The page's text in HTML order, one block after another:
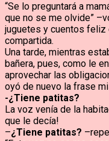
“Se lo preguntará a
que no se me olvide”
juguetes y cuentos feliz
compartida.
Una tarde, mientras
bañera, pues, como le
aprovechar las
oyó de nuevo la frase
-¿Tiene patitas?
La voz venía de la
que le decía!
–¿Tiene patitas?